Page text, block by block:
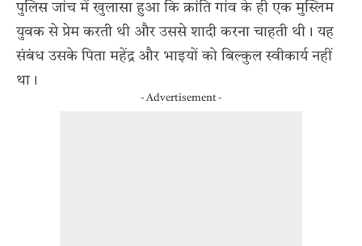
पुलिस जांच में खुलासा हुआ कि क्रांति गांव के ही एक मुस्लिम
युवक से प्रेम करती थी और उससे शादी करना चाहती थी। यह
संबंध उसके पिता महेंद्र और भाइयों को बिल्कुल स्वीकार्य नहीं
था।
- Advertisement -